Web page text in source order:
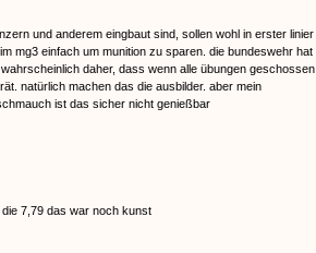
und anderem eingbaut sind, sollen wohl in erster linier
mg3 einfach um munition zu sparen. die bundeswehr hat
daher, dass wenn alle übungen geschossen
natürlich machen das die ausbilder. aber mein
ist das sicher nicht genießbar
7,79 das war noch kunst